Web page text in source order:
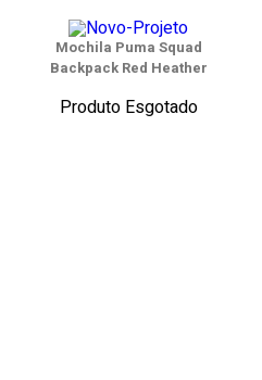
Mochila Puma Squad
Backpack Red Heather
Produto Esgotado